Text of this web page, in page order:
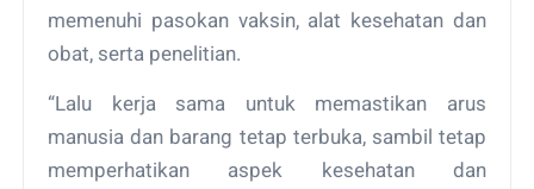
memenuhi pasokan vaksin, alat kesehatan dan
obat, serta penelitian.
“Lalu kerja sama untuk memastikan arus
manusia dan barang tetap terbuka, sambil tetap
memperhatikan aspek kesehatan dan